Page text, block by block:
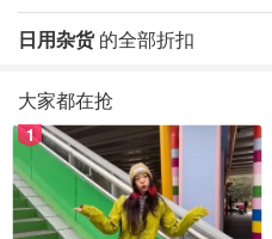
日用杂货的全部折扣
大家都在抢
1